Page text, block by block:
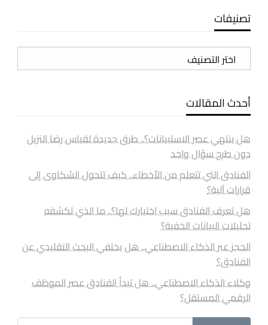
تصنيفات
تصنيفات
أحدث المقالات
هل ينتهي عصر الاستبيانات؟.. طرق جديدة لقياس رضا النزيل
دون طرح سؤال واحد
الفنادق التي تتعلم من الأخطاء.. كيف تتحول الشكاوى إلى
قرارات آلية؟
هل تعرف الفنادق سبب اختيارك لها؟.. ما الذي تكشفه
تحليلات البيانات الخفية؟
الحجز عبر الذكاء الاصطناعي.. هل يختفي البحث التقليدي عن
الفنادق؟
وكلاء الذكاء الاصطناعي.. هل تبدأ الفنادق عصر الموظف
الرقمي المستقل؟